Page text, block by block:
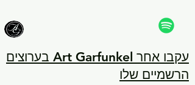
עקבו אחר Art Garfunkel בערוצים
הרשמיים שלו